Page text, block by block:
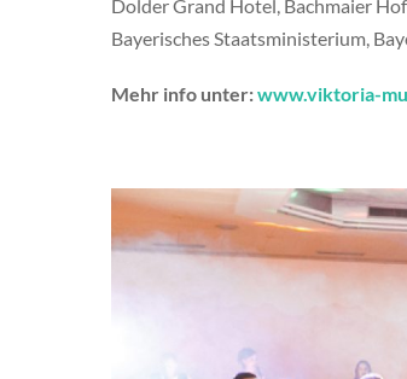
Dolder Grand Hotel, Bachmaier
Bayerisches Staatsministerium,
Mehr info unter:www.viktoria-
Gallery